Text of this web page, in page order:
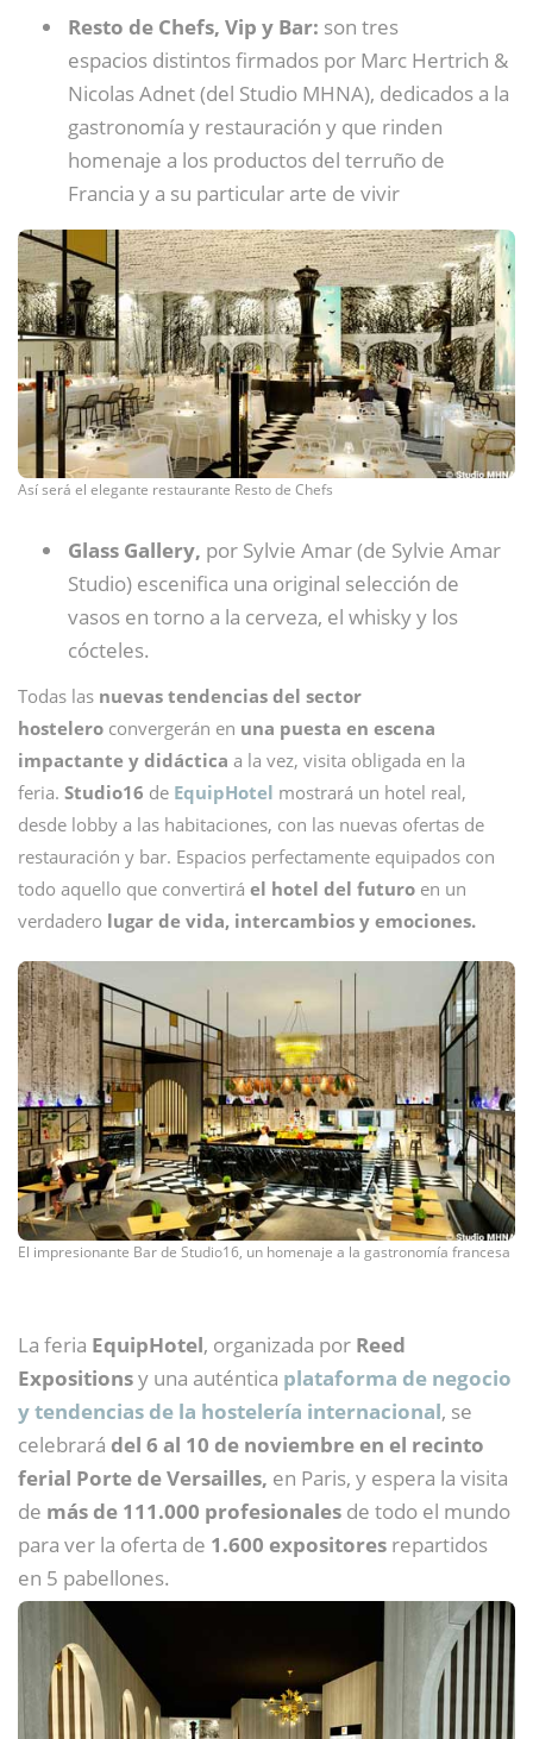
Resto de Chefs, Vip y Bar: son tres
espacios distintos firmados por Marc Hertrich &
Nicolas Adnet (del Studio MHNA), dedicados a la
gastronomía y restauración y que rinden
homenaje a los productos del terruño de
Francia y a su particular arte de vivir
Así será el elegante restaurante Resto de Chefs
Glass Gallery, por Sylvie Amar (de Sylvie Amar
Studio) escenifica una original selección de
vasos en torno a la cerveza, el whisky y los
cócteles.
Todas las nuevas tendencias del sector
hostelero convergerán en una puesta en escena
impactante y didáctica a la vez, visita obligada en la
feria. Studio16 de EquipHotel mostrará un hotel real,
desde lobby a las habitaciones, con las nuevas ofertas de
restauración y bar. Espacios perfectamente equipados con
todo aquello que convertirá el hotel del futuro en un
verdadero lugar de vida, intercambios y emociones.
El impresionante Bar de Studio16, un homenaje a la gastronomía francesa
La feria EquipHotel, organizada por Reed
Expositionsy una auténtica plataforma de negocio
y tendencias de la hostelería internacional, se
celebrará del 6 al 10 de noviembre en el recinto
ferial Porte de Versailles, en Paris, y espera la visita
de más de 111.000 profesionales de todo el mundo
para ver la oferta de 1.600 expositores repartidos
en 5 pabellones.